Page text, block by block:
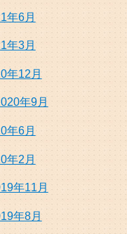
年6月
年3月
年12月
年9月
年6月
年2月
年11月
年8月